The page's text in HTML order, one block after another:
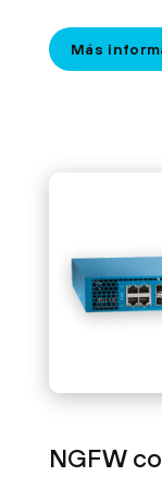
Más
NGFW